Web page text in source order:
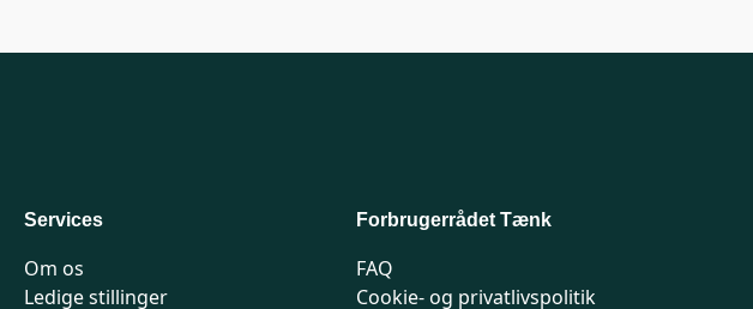
Services
Om os
Ledige stillinger
Forbrugerrådet Tænk
FAQ
Cookie- og privatlivspolitik